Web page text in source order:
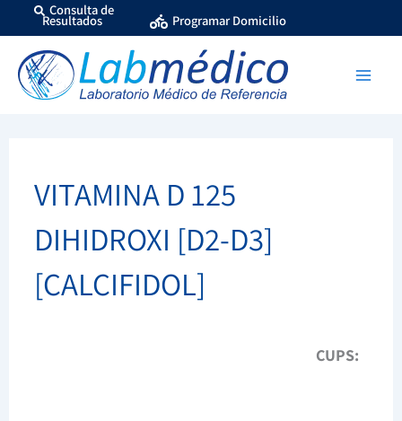
al
contenido
Consulta de
Resultados Programar Domicilio
VITAMINA D 125
DIHIDROXI [D2-D3]
[CALCIFIDOL]
CUPS: